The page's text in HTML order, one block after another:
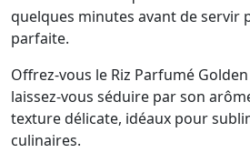
quelques minutes avant de servir
parfaite.
Offrez-vous le Riz Parfumé
laissez-vous séduire par son
texture délicate, idéaux pour
culinaires.